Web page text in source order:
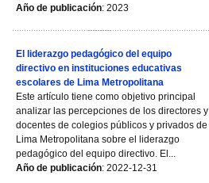
Año de publicación: 2023
El liderazgo pedagógico del equipo
directivo en instituciones educativas
escolares de Lima Metropolitana
Este artículo tiene como objetivo principal
analizar las percepciones de los directores y
docentes de colegios públicos y privados de
Lima Metropolitana sobre el liderazgo
pedagógico del equipo directivo. El...
Año de publicación: 2022-12-31